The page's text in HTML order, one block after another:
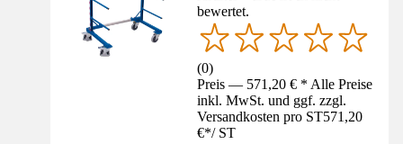
bewertet.
(0)
Preis — 571,20 € * Alle Preise
inkl. MwSt. und ggf. zzgl.
Versandkosten pro ST571,20
€*/ ST